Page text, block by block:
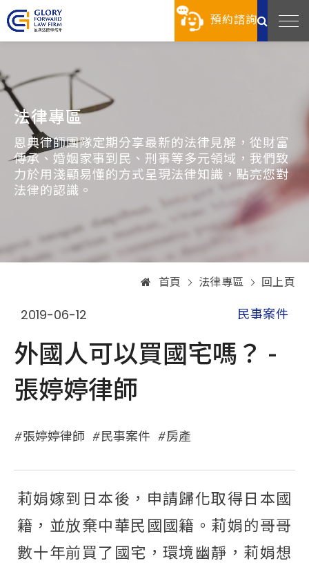
預約諮詢
法律專區
恩典律師團隊定期分享最新的法律見解，從財富
傳承、婚姻家事到民、刑事等多元領域，我們致
力於用淺顯易懂的方式呈現法律知識，點亮您對
法律的認識。
首頁 法律專區 回上頁
2019-06-12 民事案件
外國人可以買國宅嗎？ -
張婷婷律師
張婷婷律師 民事案件 房產
莉娟嫁到日本後，申請歸化取得日本國
籍，並放棄中華民國國籍。莉娟的哥哥
數十年前買了國宅，環境幽靜，莉娟想